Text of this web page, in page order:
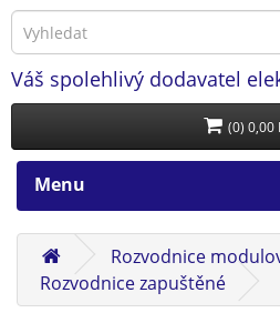
Váš spolehlivý dodavatel
(0) 0,00
Menu
Rozvodnice
Rozvodnice zapuštěné